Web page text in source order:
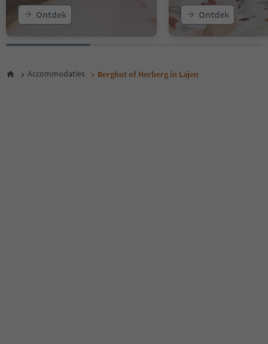
Ontdek Ontdek
Accommodaties Berghut of Herberg in Lajen